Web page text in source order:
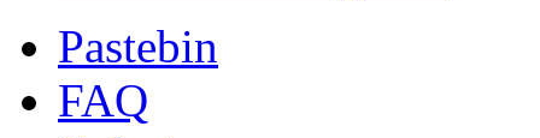
Pastebin
FAQ